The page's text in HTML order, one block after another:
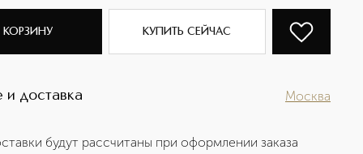
КОРЗИНУ КУПИТЬ СЕЙЧАС
и доставка Москва
будут рассчитаны при оформлении заказа